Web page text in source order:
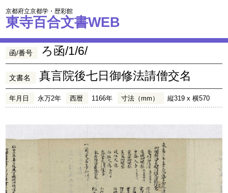
京都府立京都学・歴彩館
東寺百合文書WEB
函/番号 ろ函/1/6/
文書名 真言院後七日御修法請僧交名
年月日 永万2年 西暦 1166年 寸法（mm） 縦319 x 横570